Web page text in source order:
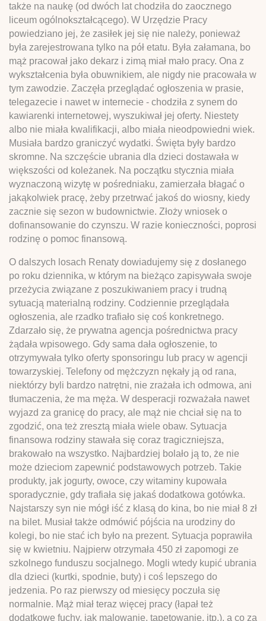
także na naukę (od dwóch lat chodziła do zaocznego
liceum ogólnokształcącego). W Urzędzie Pracy
powiedziano jej, że zasiłek jej się nie należy, ponieważ
była zarejestrowana tylko na pół etatu. Była załamana, bo
mąż pracował jako dekarz i zimą miał mało pracy. Ona z
wykształcenia była obuwnikiem, ale nigdy nie pracowała w
tym zawodzie. Zaczęła przeglądać ogłoszenia w prasie,
telegazecie i nawet w internecie - chodziła z synem do
kawiarenki internetowej, wyszukiwał jej oferty. Niestety
albo nie miała kwalifikacji, albo miała nieodpowiedni wiek.
Musiała bardzo graniczyć wydatki. Święta były bardzo
skromne. Na szczęście ubrania dla dzieci dostawała w
większości od koleżanek. Na początku stycznia miała
wyznaczoną wizytę w pośredniaku, zamierzała błagać o
jakąkolwiek pracę, żeby przetrwać jakoś do wiosny, kiedy
zacznie się sezon w budownictwie. Złoży wniosek o
dofinansowanie do czynszu. W razie konieczności, poprosi
rodzinę o pomoc finansową.
O dalszych losach Renaty dowiadujemy się z dosłanego
po roku dziennika, w którym na bieżąco zapisywała swoje
przeżycia związane z poszukiwaniem pracy i trudną
sytuacją materialną rodziny. Codziennie przeglądała
ogłoszenia, ale rzadko trafiało się coś konkretnego.
Zdarzało się, że prywatna agencja pośrednictwa pracy
żądała wpisowego. Gdy sama dała ogłoszenie, to
otrzymywała tylko oferty sponsoringu lub pracy w agencji
towarzyskiej. Telefony od mężczyzn nękały ją od rana,
niektórzy byli bardzo natrętni, nie zrażała ich odmowa, ani
tłumaczenia, że ma męża. W desperacji rozważała nawet
wyjazd za granicę do pracy, ale mąż nie chciał się na to
zgodzić, ona też zresztą miała wiele obaw. Sytuacja
finansowa rodziny stawała się coraz tragiczniejsza,
brakowało na wszystko. Najbardziej bolało ją to, że nie
może dzieciom zapewnić podstawowych potrzeb. Takie
produkty, jak jogurty, owoce, czy witaminy kupowała
sporadycznie, gdy trafiała się jakaś dodatkowa gotówka.
Najstarszy syn nie mógł iść z klasą do kina, bo nie miał 8 zł
na bilet. Musiał także odmówić pójścia na urodziny do
kolegi, bo nie stać ich było na prezent. Sytuacja poprawiła
się w kwietniu. Najpierw otrzymała 450 zł zapomogi ze
szkolnego funduszu socjalnego. Mogli wtedy kupić ubrania
dla dzieci (kurtki, spodnie, buty) i coś lepszego do
jedzenia. Po raz pierwszy od miesięcy poczuła się
normalnie. Mąż miał teraz więcej pracy (łapał też
dodatkowe fuchy, jak malowanie, tapetowanie, itp.), a co za